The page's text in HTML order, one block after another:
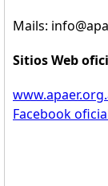
Mails:
Sitios Web
Facebook